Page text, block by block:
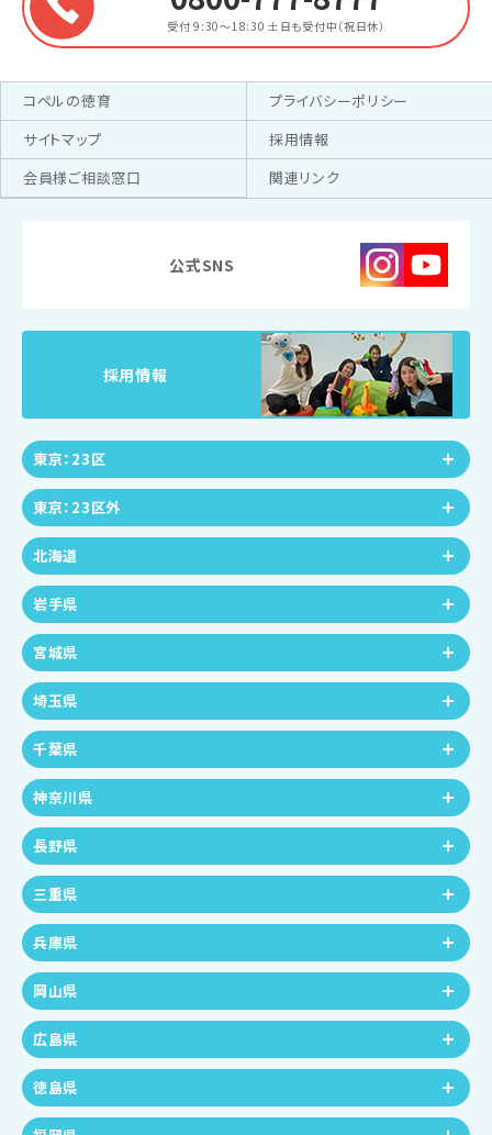
受付 9:30～18:30 土日も受付中（祝日休）
コペルの徳育
プライバシーポリシー
サイトマップ
採用情報
会員様ご相談窓口
関連リンク
公式SNS
採用情報
東京：23区
東京：23区外
北海道
岩手県
宮城県
埼玉県
千葉県
神奈川県
長野県
三重県
兵庫県
岡山県
広島県
徳島県